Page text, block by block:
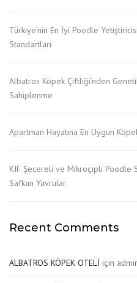
Türkiye’nin En İyi Poodle
Standartları
Albatros Köpek Çiftliği’nden
Sahiplenme
Apartman Hayatına En Uygun
KIF Şecereli ve Mikroçipli Poodle
Safkan Yavrular
Recent Comments
ALBATROS KÖPEK OTELİ için